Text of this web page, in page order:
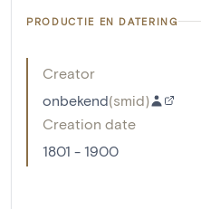
PRODUCTIE EN DATERING
Creator
onbekend(smid)
Creation date
1801 - 1900